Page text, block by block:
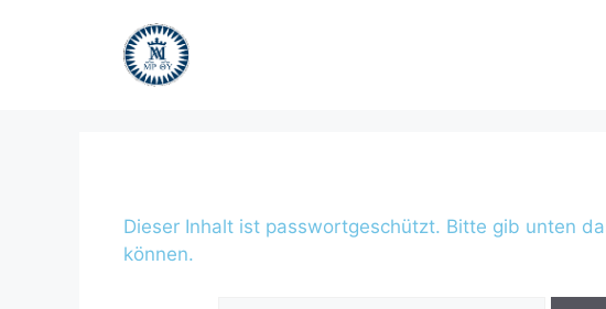
Dieser Inhalt ist passwortgeschützt. Bitte gib unten
können.